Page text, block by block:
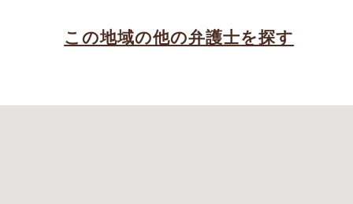
この地域の他の弁護士を探す